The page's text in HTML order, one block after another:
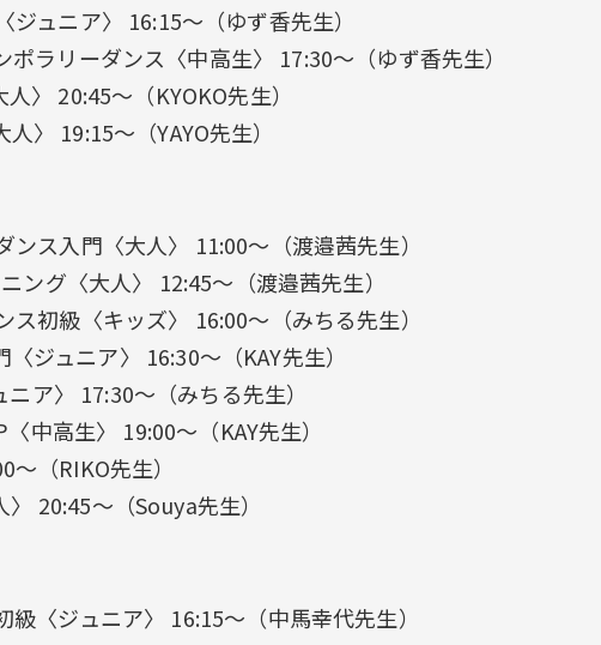
ジュニア〉 16:15〜（ゆず香先生）
ポラリーダンス〈中高生〉 17:30〜（ゆず香先生）
〉 20:45〜（KYOKO先生）
〉 19:15〜（YAYO先生）
ンス入門〈大人〉 11:00〜（渡邉茜先生）
ング〈大人〉 12:45〜（渡邉茜先生）
ス初級〈キッズ〉 16:00〜（みちる先生）
ジュニア〉 16:30〜（KAY先生）
ア〉 17:30〜（みちる先生）
中高生〉 19:00〜（KAY先生）
（RIKO先生）
20:45〜（Souya先生）
級〈ジュニア〉 16:15〜（中馬幸代先生）